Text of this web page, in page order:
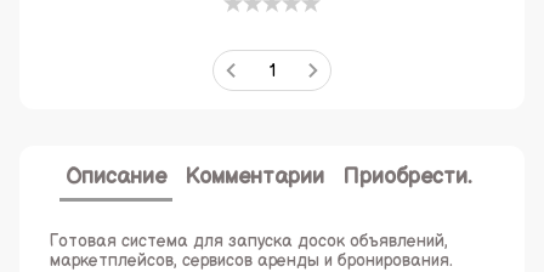
Описание Комментарии Приобрести.
Готовая система для запуска досок объявлений,
маркетплейсов, сервисов аренды и бронирования.